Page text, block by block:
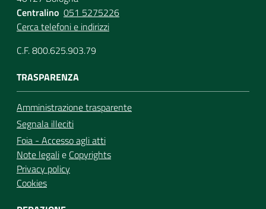
Centralino 051 5275226
Cerca telefoni e indirizzi
C.F. 800.625.903.79
TRASPARENZA
Amministrazione trasparente
Segnala illeciti
Foia - Accesso agli atti
Note legalie Copyrights
Privacy policy
Cookies